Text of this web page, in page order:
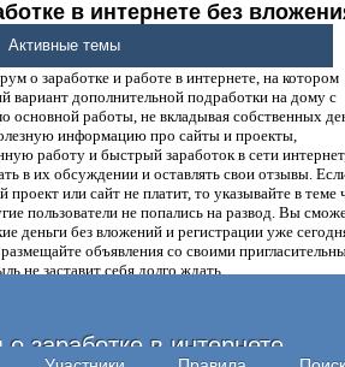
в интернете без
денег.
о заработке и работе в интернете, на котором
вариант дополнительной подработки на дому с
работы, не вкладывая собственных
информацию про сайты и проекты,
работу и быстрый заработок в сети
в их обсуждении и оставлять свои отзывы.
проект или сайт не платит, то указывайте в теме
пользователи не попались на развод. Вы
деньги без вложений и регистрации уже
объявления со своими
не заставит себя долго ждать.
заработке в интернете
Активные темы